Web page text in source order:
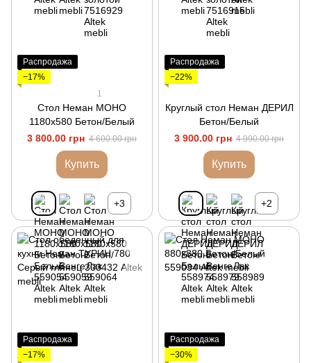
Распродажа
−17%
1
Стол Неман МОНО
1180х580 Бетон/Белый
3 800.00 грн 4 600.00 грн
Купить
+3
Распродажа
−22%
Круглый стол Неман ДЕРИЛ
Бетон/Белый
3 900.00 грн 4 990.00 грн
Купить
+2
Распродажа
−17%
Распродажа
−30%